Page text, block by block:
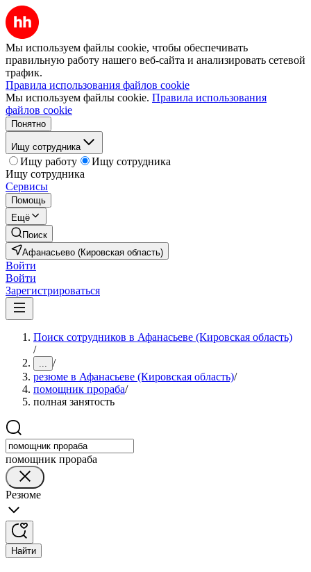
Мы используем файлы cookie, чтобы обеспечивать
правильную работу нашего веб-сайта и анализировать сетевой
трафик.
Правила использования файлов cookie
Мы используем файлы cookie. Правила использования
файлов cookie
Понятно
Ищу сотрудника
Ищу работу
Ищу сотрудника
Ищу сотрудника
Сервисы
Помощь
Ещё
Поиск
Афанасьево (Кировская область)
Войти
Войти
Зарегистрироваться
Поиск сотрудников в Афанасьеве (Кировская область)
/
... /
резюме в Афанасьеве (Кировская область)/
помощник прораба/
полная занятость
помощник прораба
Резюме
Найти